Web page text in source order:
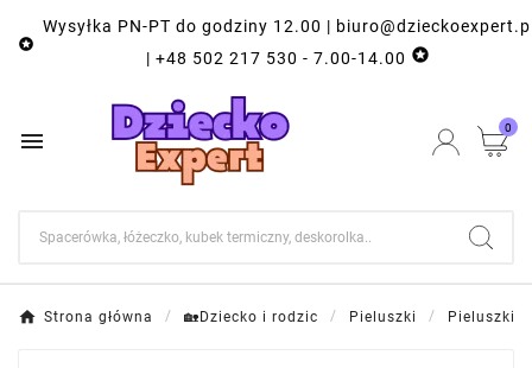

Wysyłka PN-PT do godziny 12.00 |
| +48 502 217 530 - 7.00-14.00 
 0
Strona główna 🏡Dziecko i rodzic Pieluszki Pieluszki